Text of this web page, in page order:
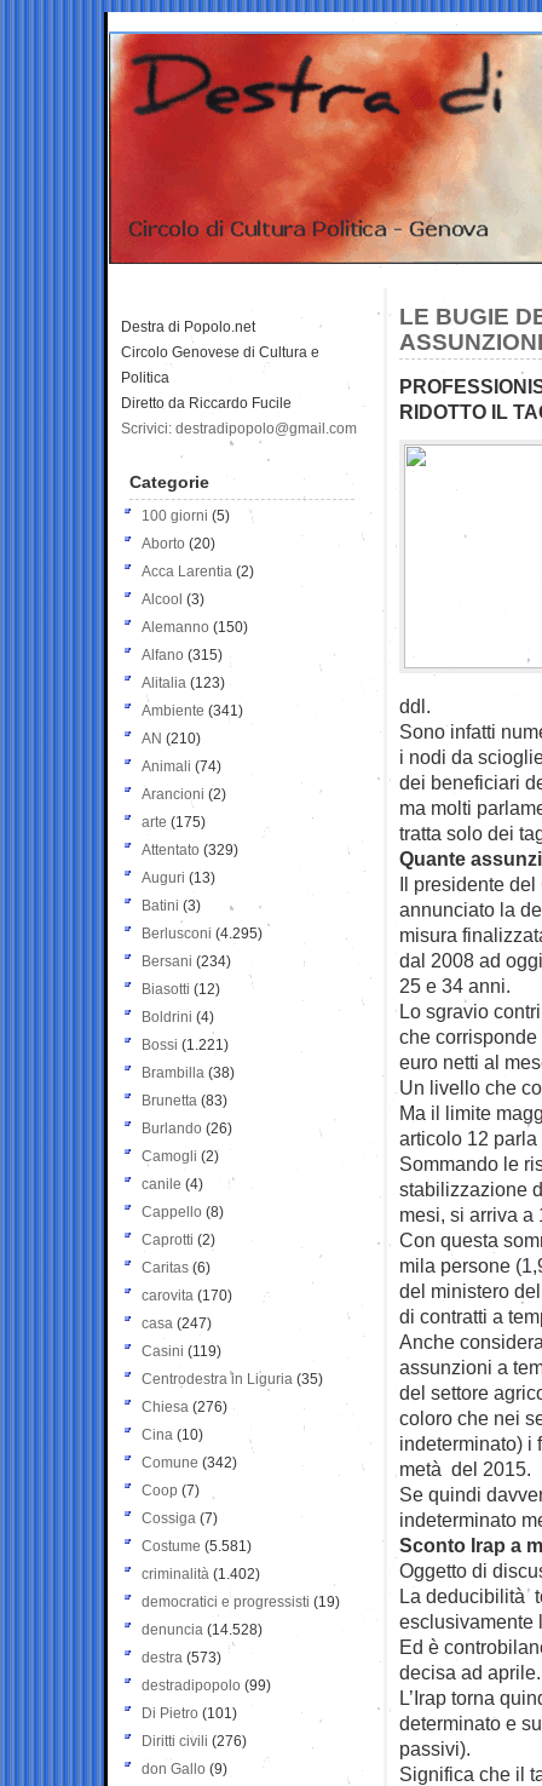
LE BUGIE
RIDOTTO IL
ddl.
Sono infatti
i nodi da
dei beneficiari
ma molti
tratta solo dei
Quante
Il presidente
annunciato la
misura
dal 2008 ad
25 e 34 anni.
Lo sgravio
che
euro netti al
Un livello che
Ma il limite
articolo 12
Sommando le
stabilizzazione
mesi, si arriva a
Con questa
mila persone
del ministero
di contratti a
Anche
assunzioni a
del settore
coloro che nei
indeterminato) i
metà del 2015.
Se quindi
indeterminato
Sconto Irap a
Oggetto di
La deducibilità
esclusivamente
Ed è
decisa ad aprile.
L’Irap torna
determinato e
passivi).
Significa che il
Destra di Popolo.net
Circolo Genovese di Cultura e
Politica
Diretto da Riccardo Fucile
Scrivici: destradipopolo@gmail.com
Categorie
100 giorni (5)
Aborto (20)
Acca Larentia (2)
Alcool (3)
Alemanno (150)
Alfano (315)
Alitalia (123)
Ambiente (341)
AN (210)
Animali (74)
Arancioni (2)
arte (175)
Attentato (329)
Auguri (13)
Batini (3)
Berlusconi (4.295)
Bersani (234)
Biasotti (12)
Boldrini (4)
Bossi (1.221)
Brambilla (38)
Brunetta (83)
Burlando (26)
Camogli (2)
canile (4)
Cappello (8)
Caprotti (2)
Caritas (6)
carovita (170)
casa (247)
Casini (119)
Centrodestra in Liguria (35)
Chiesa (276)
Cina (10)
Comune (342)
Coop (7)
Cossiga (7)
Costume (5.581)
criminalità (1.402)
democratici e progressisti (19)
denuncia (14.528)
destra (573)
destradipopolo (99)
Di Pietro (101)
Diritti civili (276)
don Gallo (9)